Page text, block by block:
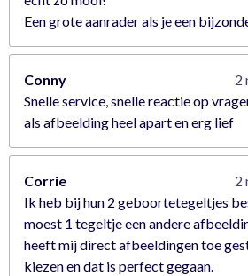
Een grote aanrader als je een
Conny
2
Snelle service, snelle reactie op
als afbeelding heel apart en erg lief
Corrie
2
Ik heb bij hun 2 geboortetegeltjes
moest 1 tegeltje een andere
heeft mij direct afbeeldingen toe
kiezen en dat is perfect gegaan.